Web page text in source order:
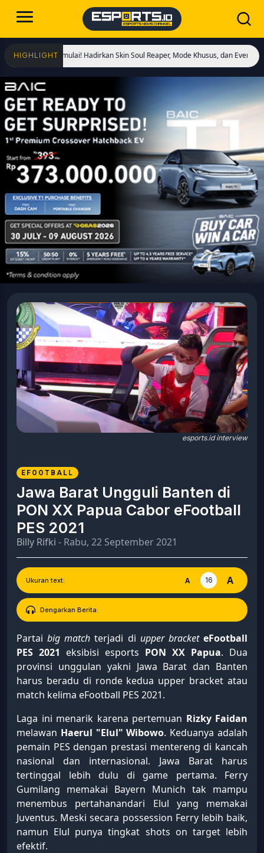
HIGHLIGHT
Kings Dimulai! Hadirkan Skin Soul Reaper, Mode Khusus, dan Event Eksklusif!
esports.id interview
EFOOTBALL
Jawa Barat Ungguli Banten di
PON XX Papua Cabor eFootball
PES 2021
Billy Rifki - Rabu, 22 September 2021
Ukuran text: A 16 A
Dengarkan Berita:
Partaibig match terjadi di upper bracket eFootball
PES 2021 eksibisi esports PON XX Papua. Dua
provinsi unggulan yakni Jawa Barat dan Banten
harus beradu di ronde kedua upper bracket atau
match kelima eFootball PES 2021.
Laga ini menarik karena pertemuan Rizky Faidan
melawan Haerul "Elul" Wibowo. Keduanya adalah
pemain PES dengan prestasi mentereng di kancah
nasional dan internasional. Jawa Barat harus
tertinggal lebih dulu di game pertama. Ferry
Gumilang memakai Bayern Munich tak mampu
menembus pertahanandari Elul yang memakai
Juventus. Meski secara possession Ferry lebih baik,
namun Elul punya tingkat shots on target lebih
efektif.